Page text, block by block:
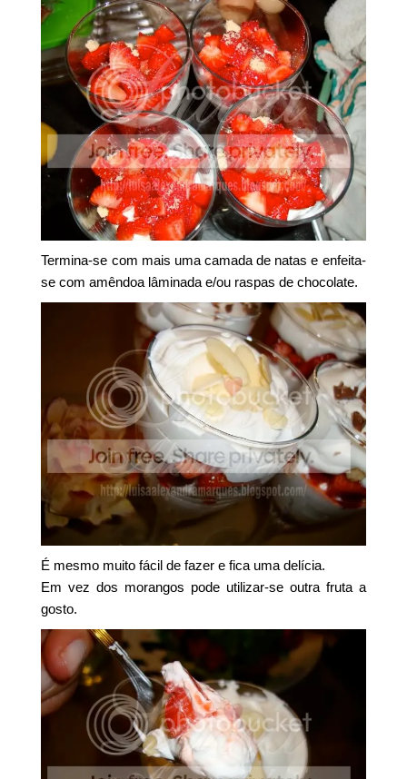
Termina-se com mais uma camada de natas e enfeita-
se com amêndoa lâminada e/ou raspas de chocolate.
É mesmo muito fácil de fazer e fica uma delícia.
Em vez dos morangos pode utilizar-se outra fruta a
gosto.